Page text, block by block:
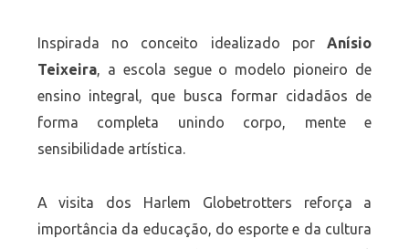
Inspirada no conceito idealizado porAnísio
Teixeira, a escola segue o modelo pioneiro de
ensino integral, que busca formar cidadãos de
forma completa unindo corpo, mente e
sensibilidade artística.
A visita dos Harlem Globetrotters reforça a
importância da educação, do esporte e da cultura